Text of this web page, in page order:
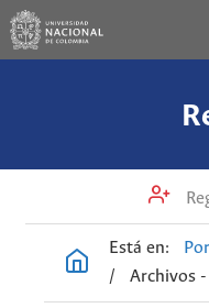
Está en:
/
Archivos -